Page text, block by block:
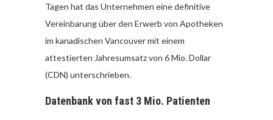
Tagen hat das Unternehmen eine definitive
Vereinbarung über den Erwerb von Apotheken
im kanadischen Vancouver mit einem
attestierten Jahresumsatz von 6 Mio. Dollar
(CDN) unterschrieben.
Datenbank von fast 3 Mio. Patienten